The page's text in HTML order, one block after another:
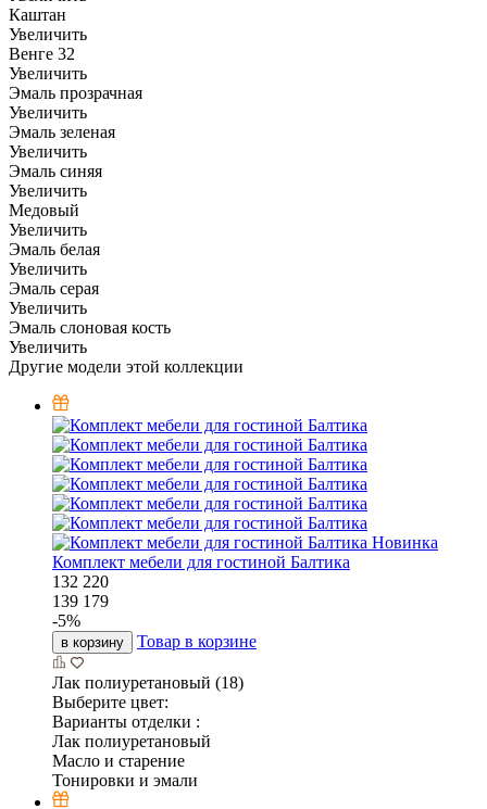
Каштан
Увеличить
Венге 32
Увеличить
Эмаль прозрачная
Увеличить
Эмаль зеленая
Увеличить
Эмаль синяя
Увеличить
Медовый
Увеличить
Эмаль белая
Увеличить
Эмаль серая
Увеличить
Эмаль слоновая кость
Увеличить
Другие модели этой коллекции
Новинка
Комплект мебели для гостиной Балтика
132 220
139 179
-5%
в корзину Товар в корзине
Лак полиуретановый (18)
Выберите цвет:
Варианты отделки :
Лак полиуретановый
Масло и старение
Тонировки и эмали